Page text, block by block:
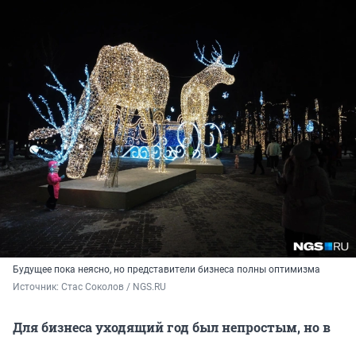
Будущее пока неясно, но представители бизнеса полны оптимизма
Источник: Стас Соколов / NGS.RU
Для бизнеса уходящий год был непростым, но в